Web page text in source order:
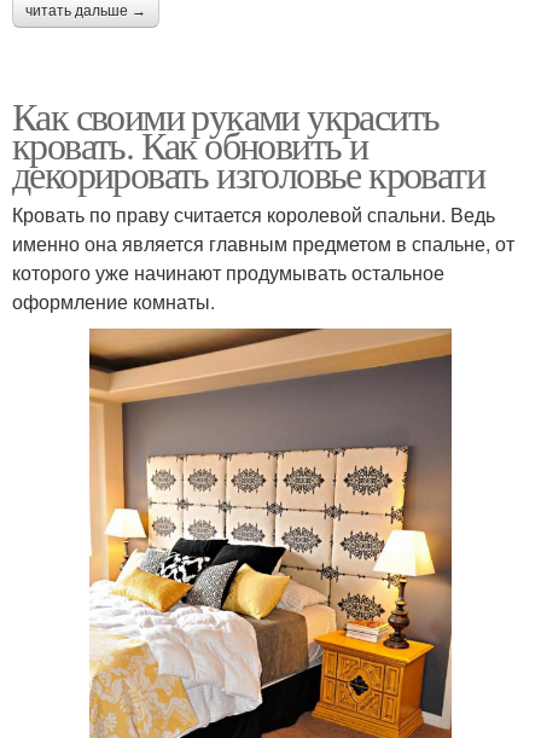
читать дальше →
Как своими руками украсить
кровать. Как обновить и
декорировать изголовье кровати
Кровать по праву считается королевой спальни. Ведь
именно она является главным предметом в спальне, от
которого уже начинают продумывать остальное
оформление комнаты.